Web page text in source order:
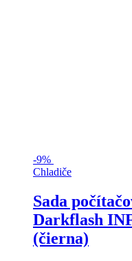
-9%
Chladiče
Sada
Darkflash
(čierna)